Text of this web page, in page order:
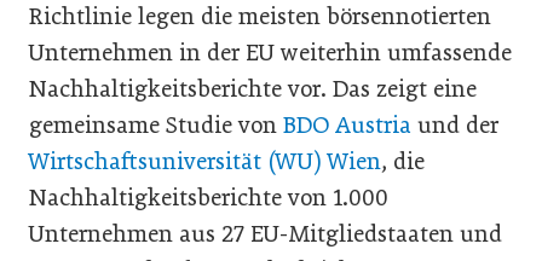
Richtlinie legen die meisten börsennotierten
Unternehmen in der EU weiterhin umfassende
Nachhaltigkeitsberichte vor. Das zeigt eine
gemeinsame Studie von BDO Austria und der
Wirtschaftsuniversität (WU) Wien, die
Nachhaltigkeitsberichte von 1.000
Unternehmen aus 27 EU-Mitgliedstaaten und